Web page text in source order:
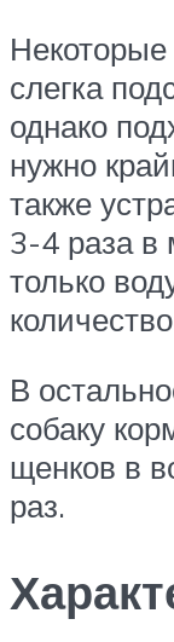
Некоторые
слегка
однако
нужно
также
3-4 раза в
только
В
собаку
щенков в
раз.